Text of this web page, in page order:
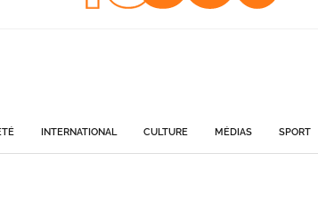
INTERNATIONAL CULTURE MÉDIAS SPORT